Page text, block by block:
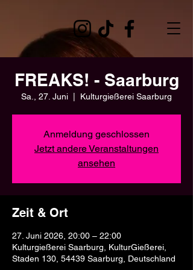
FREAKS! - Saarburg
Sa., 27. Juni Kulturgießerei Saarburg
Anmeldung geschlossen
Jetzt andere Veranstaltungen
ansehen
Zeit & Ort
27. Juni 2026, 20:00 – 22:00
Kulturgießerei Saarburg, KulturGießerei,
Staden 130, 54439 Saarburg, Deutschland